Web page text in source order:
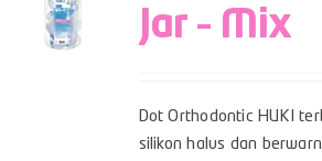
Jar – Mix
Dot Orthodontic HUKI
silikon halus dan